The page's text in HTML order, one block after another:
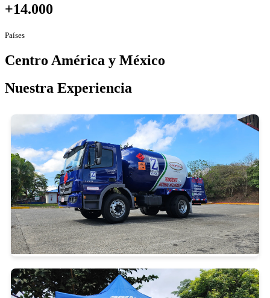
+14.000
Países
Centro América y México
Nuestra Experiencia